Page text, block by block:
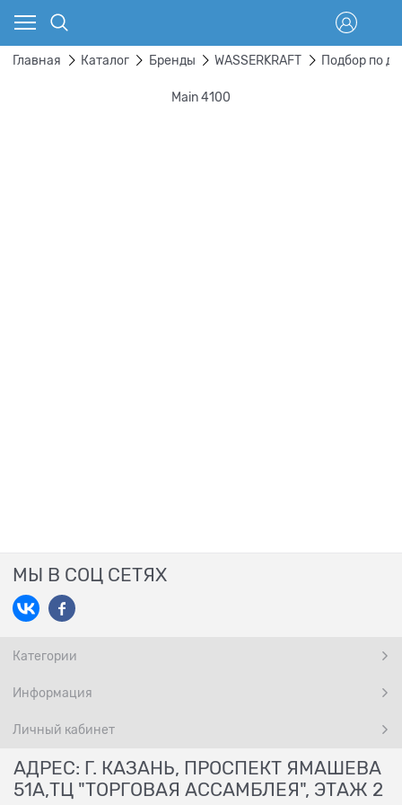
Главная Каталог Бренды WASSERKRAFT Подбор по
Main 4100
МЫ В СОЦ СЕТЯХ
Категории
Информация
Личный кабинет
АДРЕС: Г. КАЗАНЬ, ПРОСПЕКТ ЯМАШЕВА
51А,ТЦ "ТОРГОВАЯ АССАМБЛЕЯ", ЭТАЖ 2